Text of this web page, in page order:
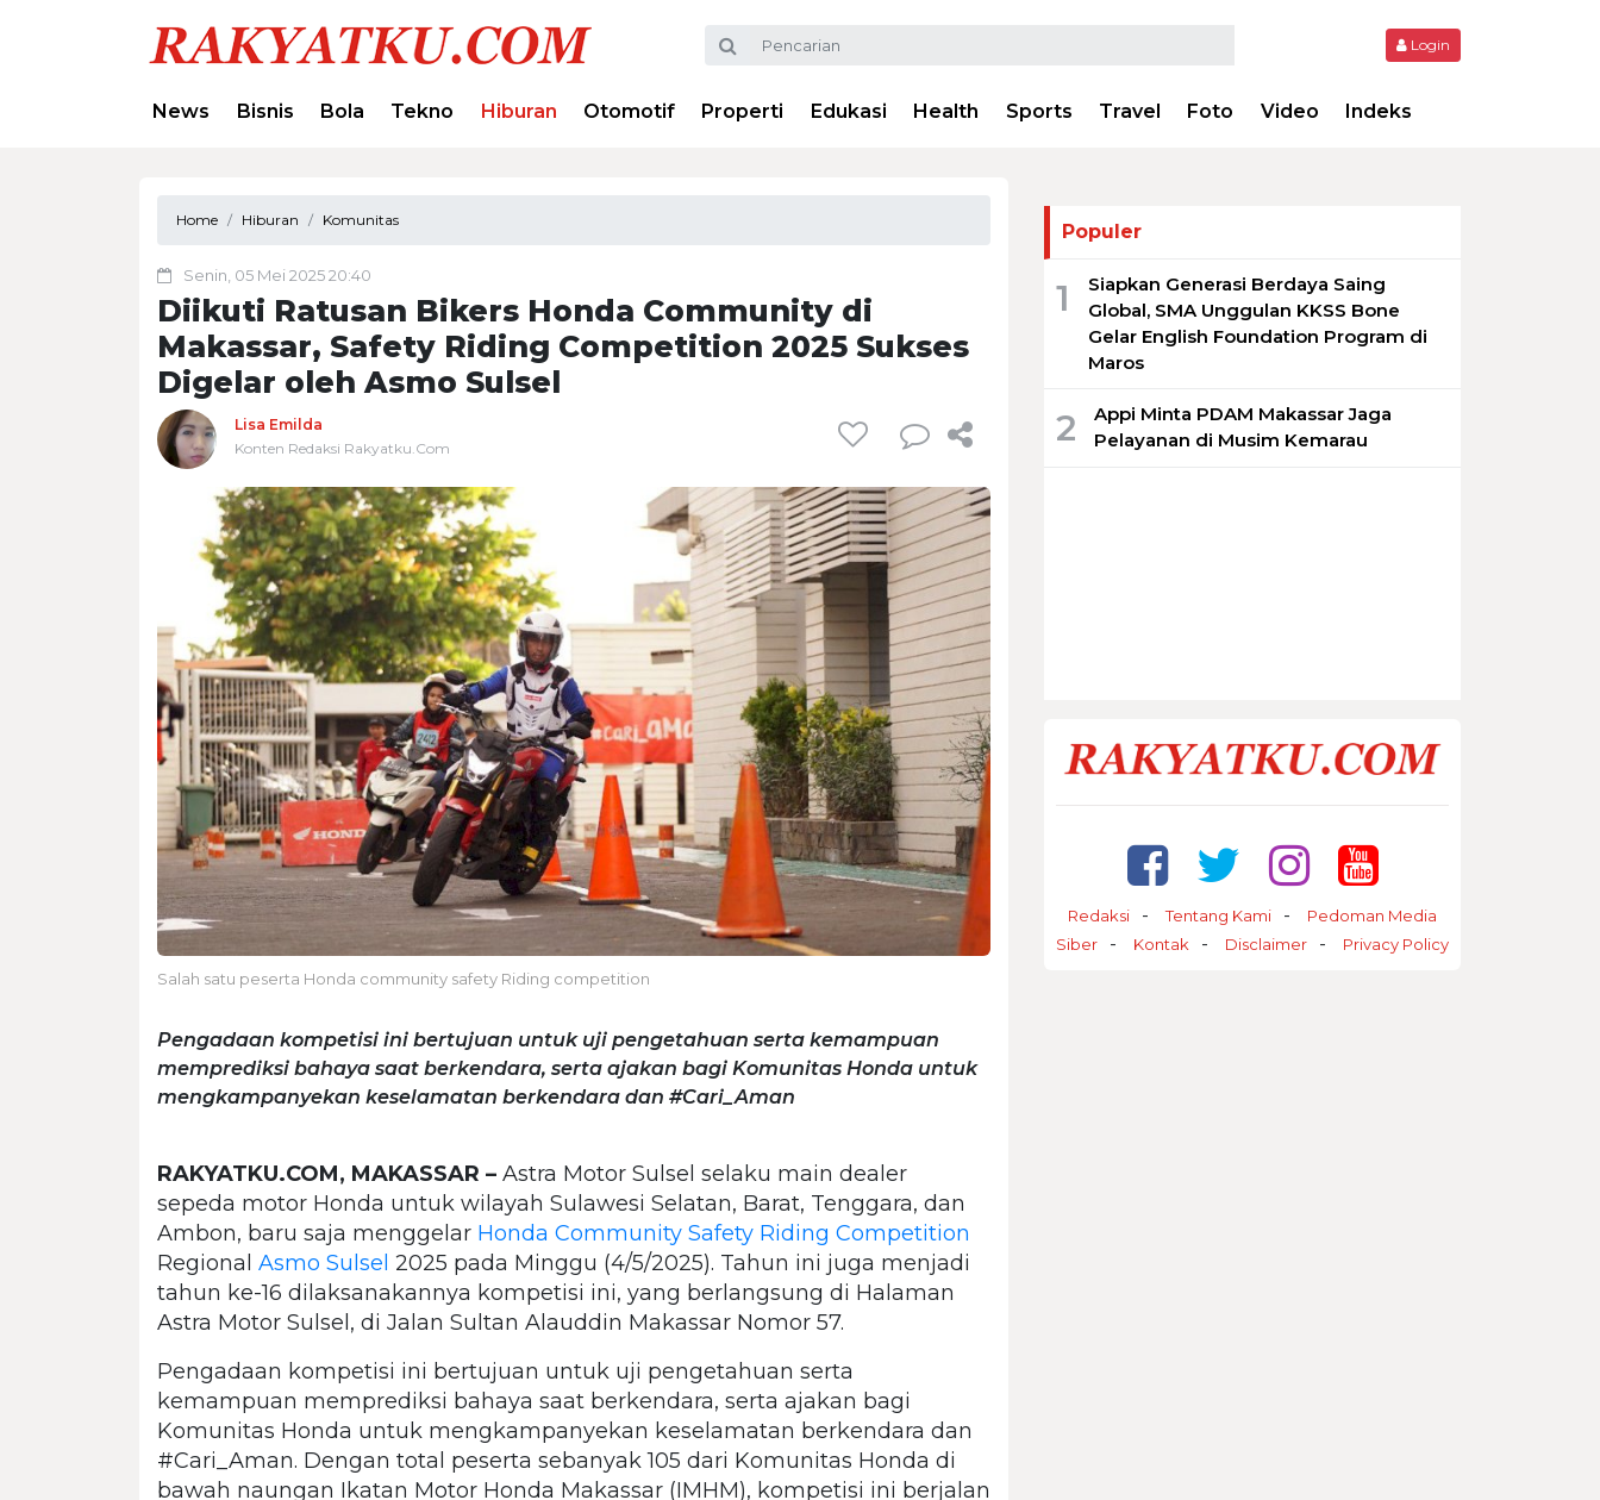
Login
News Bisnis Bola Tekno Hiburan Otomotif Properti Edukasi Health Sports Travel Foto Video Indeks
Home Hiburan Komunitas
Senin, 05 Mei 2025 20:40
Diikuti Ratusan Bikers Honda Community di
Makassar, Safety Riding Competition 2025 Sukses
Digelar oleh Asmo Sulsel
Lisa Emilda
Konten Redaksi Rakyatku.Com
Salah satu peserta Honda community safety Riding competition
Pengadaan kompetisi ini bertujuan untuk uji pengetahuan serta kemampuan
memprediksi bahaya saat berkendara, serta ajakan bagi Komunitas Honda untuk
mengkampanyekan keselamatan berkendara dan #Cari_Aman
RAKYATKU.COM, MAKASSAR – Astra Motor Sulsel selaku main dealer
sepeda motor Honda untuk wilayah Sulawesi Selatan, Barat, Tenggara, dan
Ambon, baru saja menggelar Honda Community Safety Riding Competition
Regional Asmo Sulsel 2025 pada Minggu (4/5/2025). Tahun ini juga menjadi
tahun ke-16 dilaksanakannya kompetisi ini, yang berlangsung di Halaman
Astra Motor Sulsel, di Jalan Sultan Alauddin Makassar Nomor 57.
Pengadaan kompetisi ini bertujuan untuk uji pengetahuan serta
kemampuan memprediksi bahaya saat berkendara, serta ajakan bagi
Komunitas Honda untuk mengkampanyekan keselamatan berkendara dan
#Cari_Aman. Dengan total peserta sebanyak 105 dari Komunitas Honda di
bawah naungan Ikatan Motor Honda Makassar (IMHM), kompetisi ini berjalan
Populer
1
Siapkan Generasi Berdaya Saing
Global, SMA Unggulan KKSS Bone
Gelar English Foundation Program di
Maros
2
Appi Minta PDAM Makassar Jaga
Pelayanan di Musim Kemarau
Redaksi Tentang Kami
Pedoman Media
Siber
Kontak Disclaimer Privacy Policy